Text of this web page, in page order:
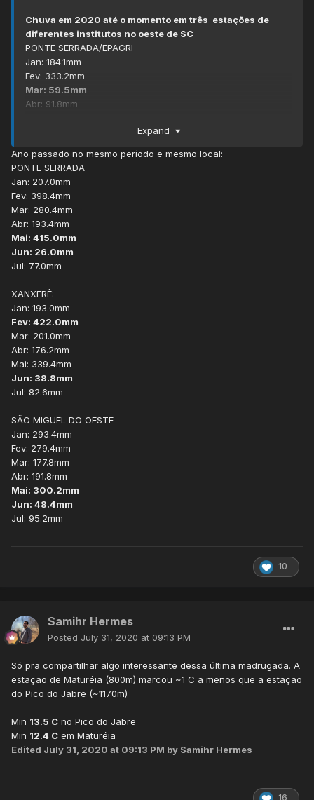
Chuva em 2020 até o momento em três estações de
diferentes institutos no oeste de SC
PONTE SERRADA/EPAGRI
Jan: 184.1mm
Fev: 333.2mm
Mar: 59.5mm
Abr: 91.8mm
XANXERÊ/INMET
Jan: 220.4mm
Fev: 192.1mm
Mar: 59.0mm
Abr: 97.6mm
Mai: 168.2mm
Jun: 339.0mm
Jul: 148.0mm
SÃO MIGUEL DO OESTE/CEMADEN
Jan: 168.8mm
Fev: 155.4mm
Mar: 60.0mm
Abr: 99.1mm
Mai: 212.2mm
Jun: 340.9mm
Jul: 114.4mm
Por enquanto, junho com maior acumulado e março
que menos choveu..
Expand
Ano passado no mesmo período e mesmo local:
PONTE SERRADA
Jan: 207.0mm
Fev: 398.4mm
Mar: 280.4mm
Abr: 193.4mm
Mai: 415.0mm
Jun: 26.0mm
Jul: 77.0mm
XANXERÊ:
Jan: 193.0mm
Fev: 422.0mm
Mar: 201.0mm
Abr: 176.2mm
Mai: 339.4mm
Jun: 38.8mm
Jul: 82.6mm
SÃO MIGUEL DO OESTE
Jan: 293.4mm
Fev: 279.4mm
Mar: 177.8mm
Abr: 191.8mm
Mai: 300.2mm
Jun: 48.4mm
Jul: 95.2mm
10
Samihr Hermes
Posted July 31, 2020 at 09:13 PM
Só pra compartilhar algo interessante dessa última madrugada. A
estação de Maturéia (800m) marcou ~1 C a menos que a estação
do Pico do Jabre (~1170m)
Min 13.5 C no Pico do Jabre
Min 12.4 C em Maturéia
Edited July 31, 2020 at 09:13 PM by Samihr Hermes
16